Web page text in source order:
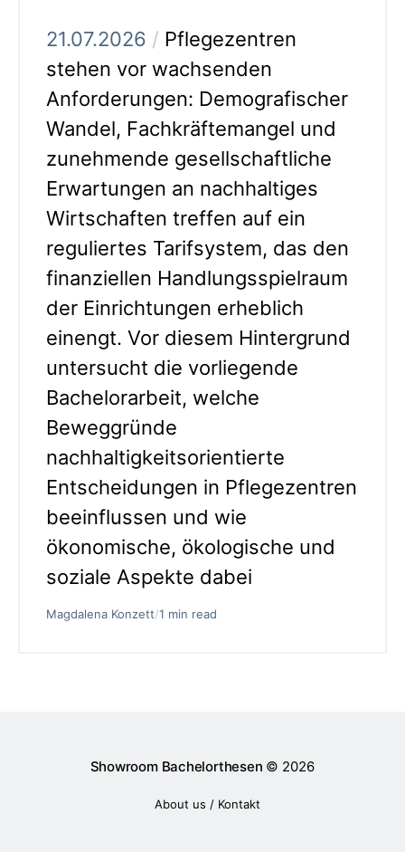
21.07.2026 / Pflegezentren
stehen vor wachsenden
Anforderungen: Demografischer
Wandel, Fachkräftemangel und
zunehmende gesellschaftliche
Erwartungen an nachhaltiges
Wirtschaften treffen auf ein
reguliertes Tarifsystem, das den
finanziellen Handlungsspielraum
der Einrichtungen erheblich
einengt. Vor diesem Hintergrund
untersucht die vorliegende
Bachelorarbeit, welche
Beweggründe
nachhaltigkeitsorientierte
Entscheidungen in Pflegezentren
beeinflussen und wie
ökonomische, ökologische und
soziale Aspekte dabei
Magdalena Konzett/1 min read
Showroom Bachelorthesen © 2026
About us / Kontakt